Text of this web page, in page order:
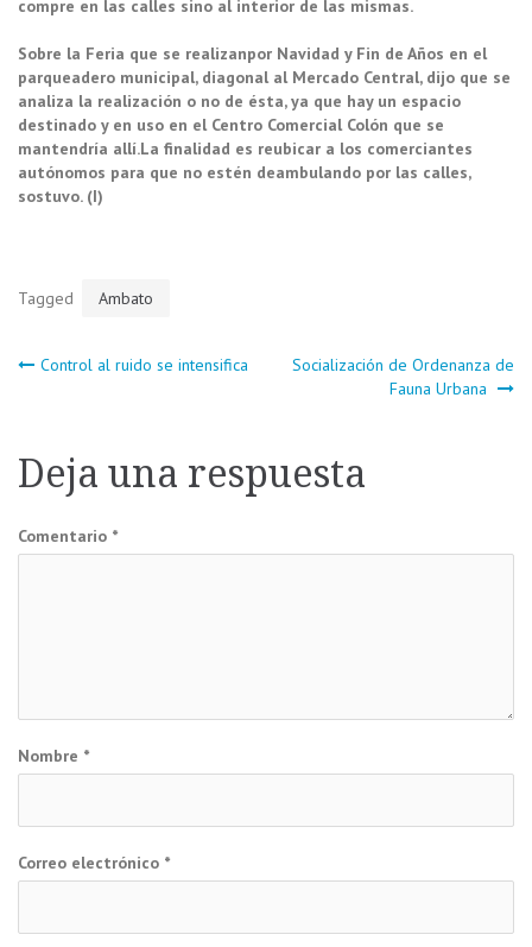
compre en las calles sino al interior de las mismas.
Sobre la Feria que se realizanpor Navidad y Fin de Años en el
parqueadero municipal, diagonal al Mercado Central, dijo que se
analiza la realización o no de ésta, ya que hay un espacio
destinado y en uso en el Centro Comercial Colón que se
mantendría allí.La finalidad es reubicar a los comerciantes
autónomos para que no estén deambulando por las calles,
sostuvo. (I)
Tagged Ambato
Navegación
entradas
Control al ruido se intensifica
Socialización de Ordenanza de
Fauna Urbana
Deja una respuesta
Comentario *
Nombre *
Correo electrónico *